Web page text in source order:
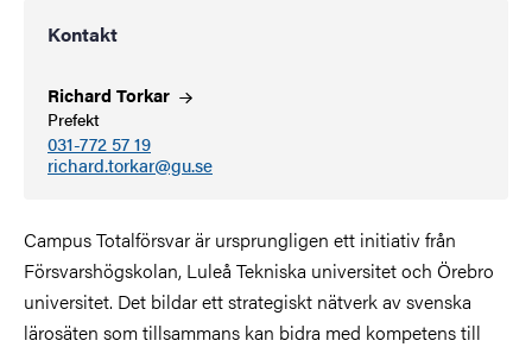
Kontakt
Richard Torkar
Prefekt
031-772 57 19
richard.torkar@gu.se
Campus Totalförsvar är ursprungligen ett initiativ från
Försvarshögskolan, Luleå Tekniska universitet och Örebro
universitet. Det bildar ett strategiskt nätverk av svenska
lärosäten som tillsammans kan bidra med kompetens till